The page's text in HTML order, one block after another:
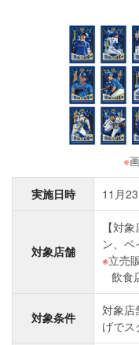
※
実施日時 11月
対象店舗
【対
ン、
立売
飲食
対象条件
対象店
げでス